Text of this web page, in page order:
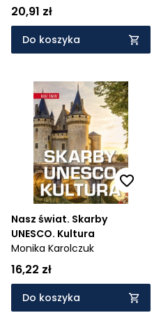
20,91 zł
Do koszyka
Nasz świat. Skarby
UNESCO. Kultura
Monika Karolczuk
16,22 zł
Do koszyka